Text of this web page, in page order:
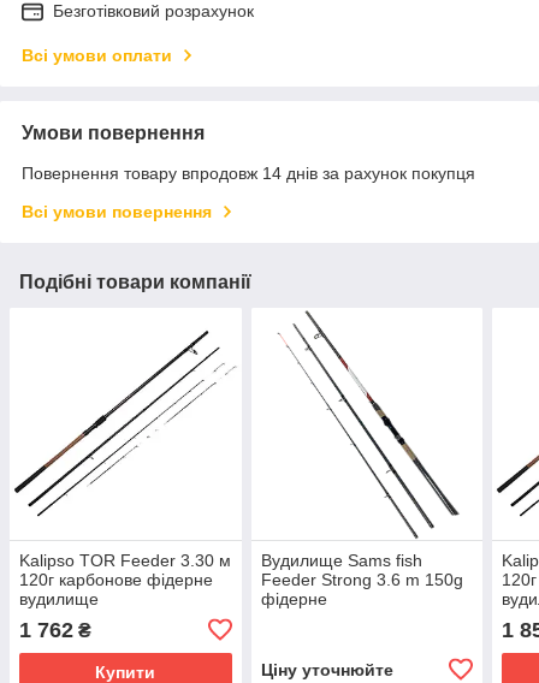
Безготівковий розрахунок
Всі умови оплати
Умови повернення
Повернення товару впродовж 14 днів за рахунок покупця
Всі умови повернення
Подібні товари компанії
Kalipso TOR Feeder 3.30 м
120г карбонове фідерне
вудилище
1 762 ₴
Купити
Вудилище Sams fish
Feeder Strong 3.6 m 150g
фідерне
Ціну уточнюйте
1